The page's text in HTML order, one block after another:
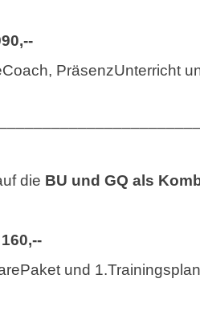
PräsenzUnterricht
die BU und GQ als
und